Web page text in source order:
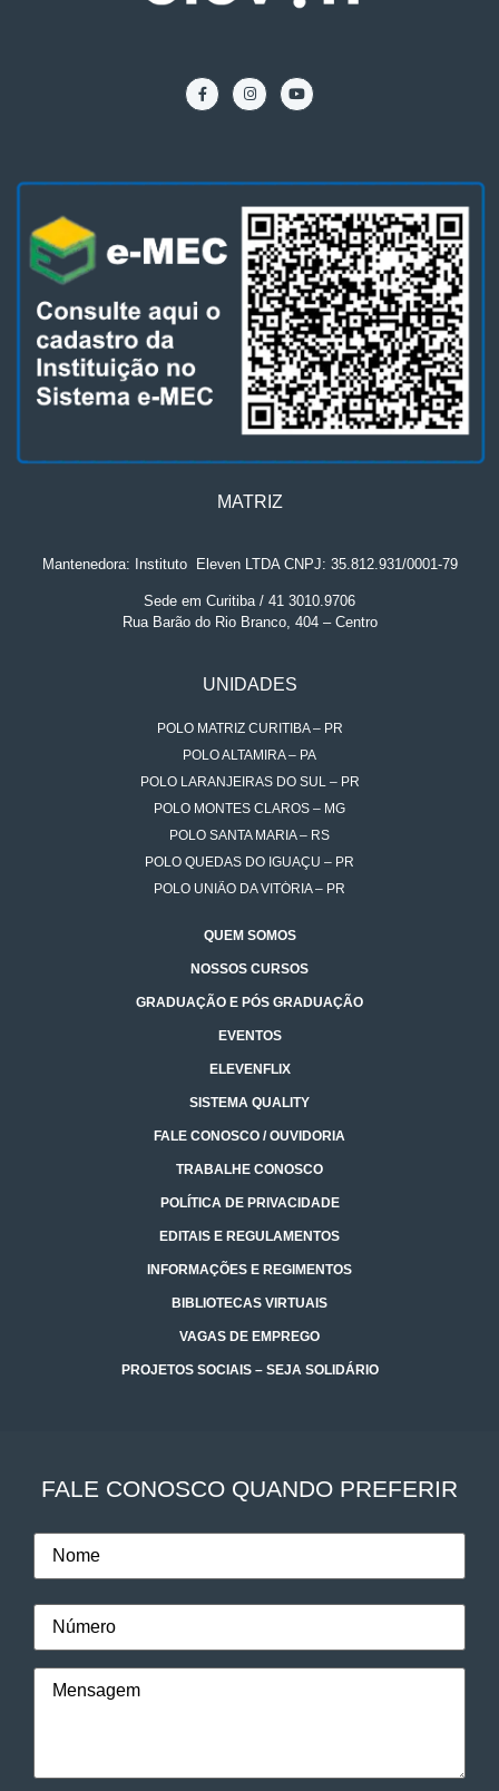
MATRIZ
Mantenedora: Instituto. Eleven LTDA CNPJ: 35.812.931/0001-79
Sede em Curitiba / 41 3010.9706
Rua Barão do Rio Branco, 404 – Centro
UNIDADES
POLO MATRIZ CURITIBA – PR
POLO ALTAMIRA – PA
POLO LARANJEIRAS DO SUL – PR
POLO MONTES CLAROS – MG
POLO SANTA MARIA – RS
POLO QUEDAS DO IGUAÇU – PR
POLO UNIÃO DA VITÓRIA – PR
QUEM SOMOS
NOSSOS CURSOS
GRADUAÇÃO E PÓS GRADUAÇÃO
EVENTOS
ELEVENFLIX
SISTEMA QUALITY
FALE CONOSCO / OUVIDORIA
TRABALHE CONOSCO
POLÍTICA DE PRIVACIDADE
EDITAIS E REGULAMENTOS
INFORMAÇÕES E REGIMENTOS
BIBLIOTECAS VIRTUAIS
VAGAS DE EMPREGO
PROJETOS SOCIAIS – SEJA SOLIDÁRIO
FALE CONOSCO QUANDO PREFERIR